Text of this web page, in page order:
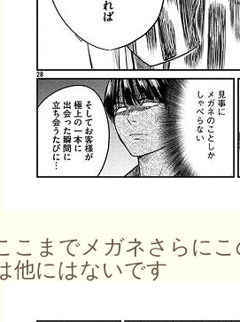
までメガネさらにこ
他にはないです